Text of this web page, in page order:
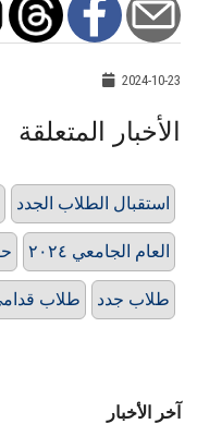
2024-10-23
الأخبار المتعلقة
استقبال الطلاب الجدد
العام الجامعي ٢٠٢٤
طلاب طلاب جدد
آخر الأخبار